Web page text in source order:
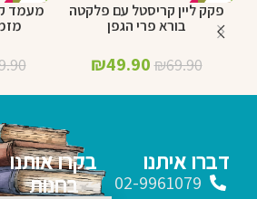
-29%
פקק ליין קריסטל עם פלקטה
בורא פרי הגפן
₪69.90
₪49.90
-30%
מעמד
דברו איתנו
02-9961079
בקרו אותנו
בחנות